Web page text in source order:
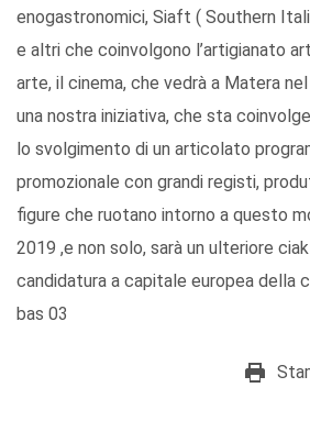
enogastronomici, Siaft ( Southern
e altri che coinvolgono l’artigianato
arte, il cinema, che vedrà a Matera
una nostra iniziativa, che sta
lo svolgimento di un articolato
promozionale con grandi registi,
figure che ruotano intorno a questo
2019 ,e non solo, sarà un ulteriore
candidatura a capitale europea della
bas 03